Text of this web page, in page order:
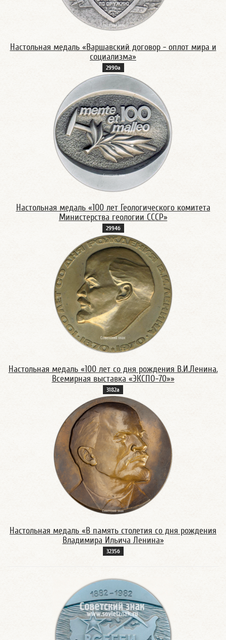
Настольная медаль «Варшавский договор - оплот мира и
социализма»
2990а
Настольная медаль «100 лет Геологического комитета
Министерства геологии СССР»
2994б
Настольная медаль «100 лет со дня рождения В.И.Ленина.
Всемирная выставка «ЭКСПО-70»»
3182а
Настольная медаль «В память столетия со дня рождения
Владимира Ильича Ленина»
3235б